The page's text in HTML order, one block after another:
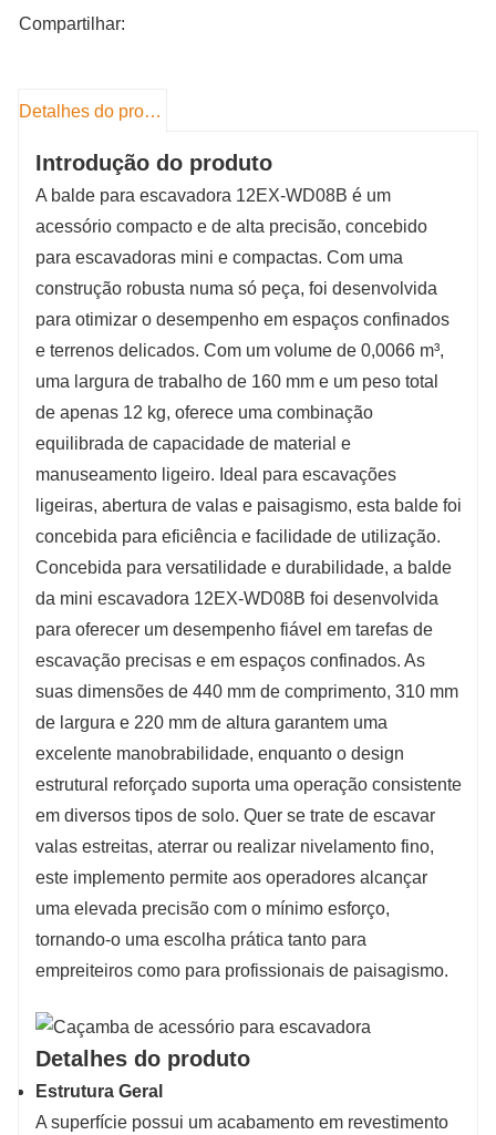
13031 e com os dispositivos de ligação rápida
Compartilhar:
Detalhes do produto
Introdução do produto
A balde para escavadora 12EX-WD08B é um
acessório compacto e de alta precisão, concebido
para escavadoras mini e compactas. Com uma
construção robusta numa só peça, foi desenvolvida
para otimizar o desempenho em espaços confinados
e terrenos delicados. Com um volume de 0,0066 m³,
uma largura de trabalho de 160 mm e um peso total
de apenas 12 kg, oferece uma combinação
equilibrada de capacidade de material e
manuseamento ligeiro. Ideal para escavações
ligeiras, abertura de valas e paisagismo, esta balde foi
concebida para eficiência e facilidade de utilização.
Concebida para versatilidade e durabilidade, a balde
da mini escavadora 12EX-WD08B foi desenvolvida
para oferecer um desempenho fiável em tarefas de
escavação precisas e em espaços confinados. As
suas dimensões de 440 mm de comprimento, 310 mm
de largura e 220 mm de altura garantem uma
excelente manobrabilidade, enquanto o design
estrutural reforçado suporta uma operação consistente
em diversos tipos de solo. Quer se trate de escavar
valas estreitas, aterrar ou realizar nivelamento fino,
este implemento permite aos operadores alcançar
uma elevada precisão com o mínimo esforço,
tornando-o uma escolha prática tanto para
empreiteiros como para profissionais de paisagismo.
Detalhes do produto
Estrutura Geral
A superfície possui um acabamento em revestimento